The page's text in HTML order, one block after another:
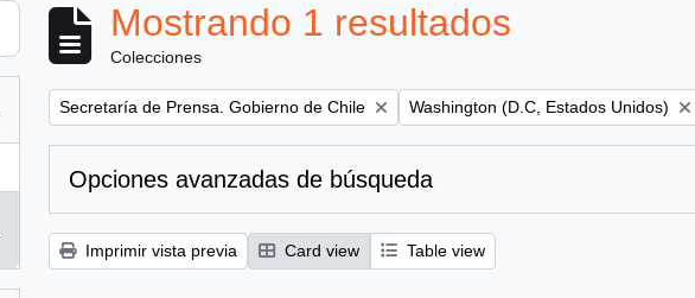
Mostrando 1 resultados
Colecciones
Remove filter:
Secretaría de Prensa. Gobierno de Chile Remove filter:
Washington (D.C, Estados Unidos)
Opciones avanzadas de búsqueda
Imprimir vista previa Card view Table view